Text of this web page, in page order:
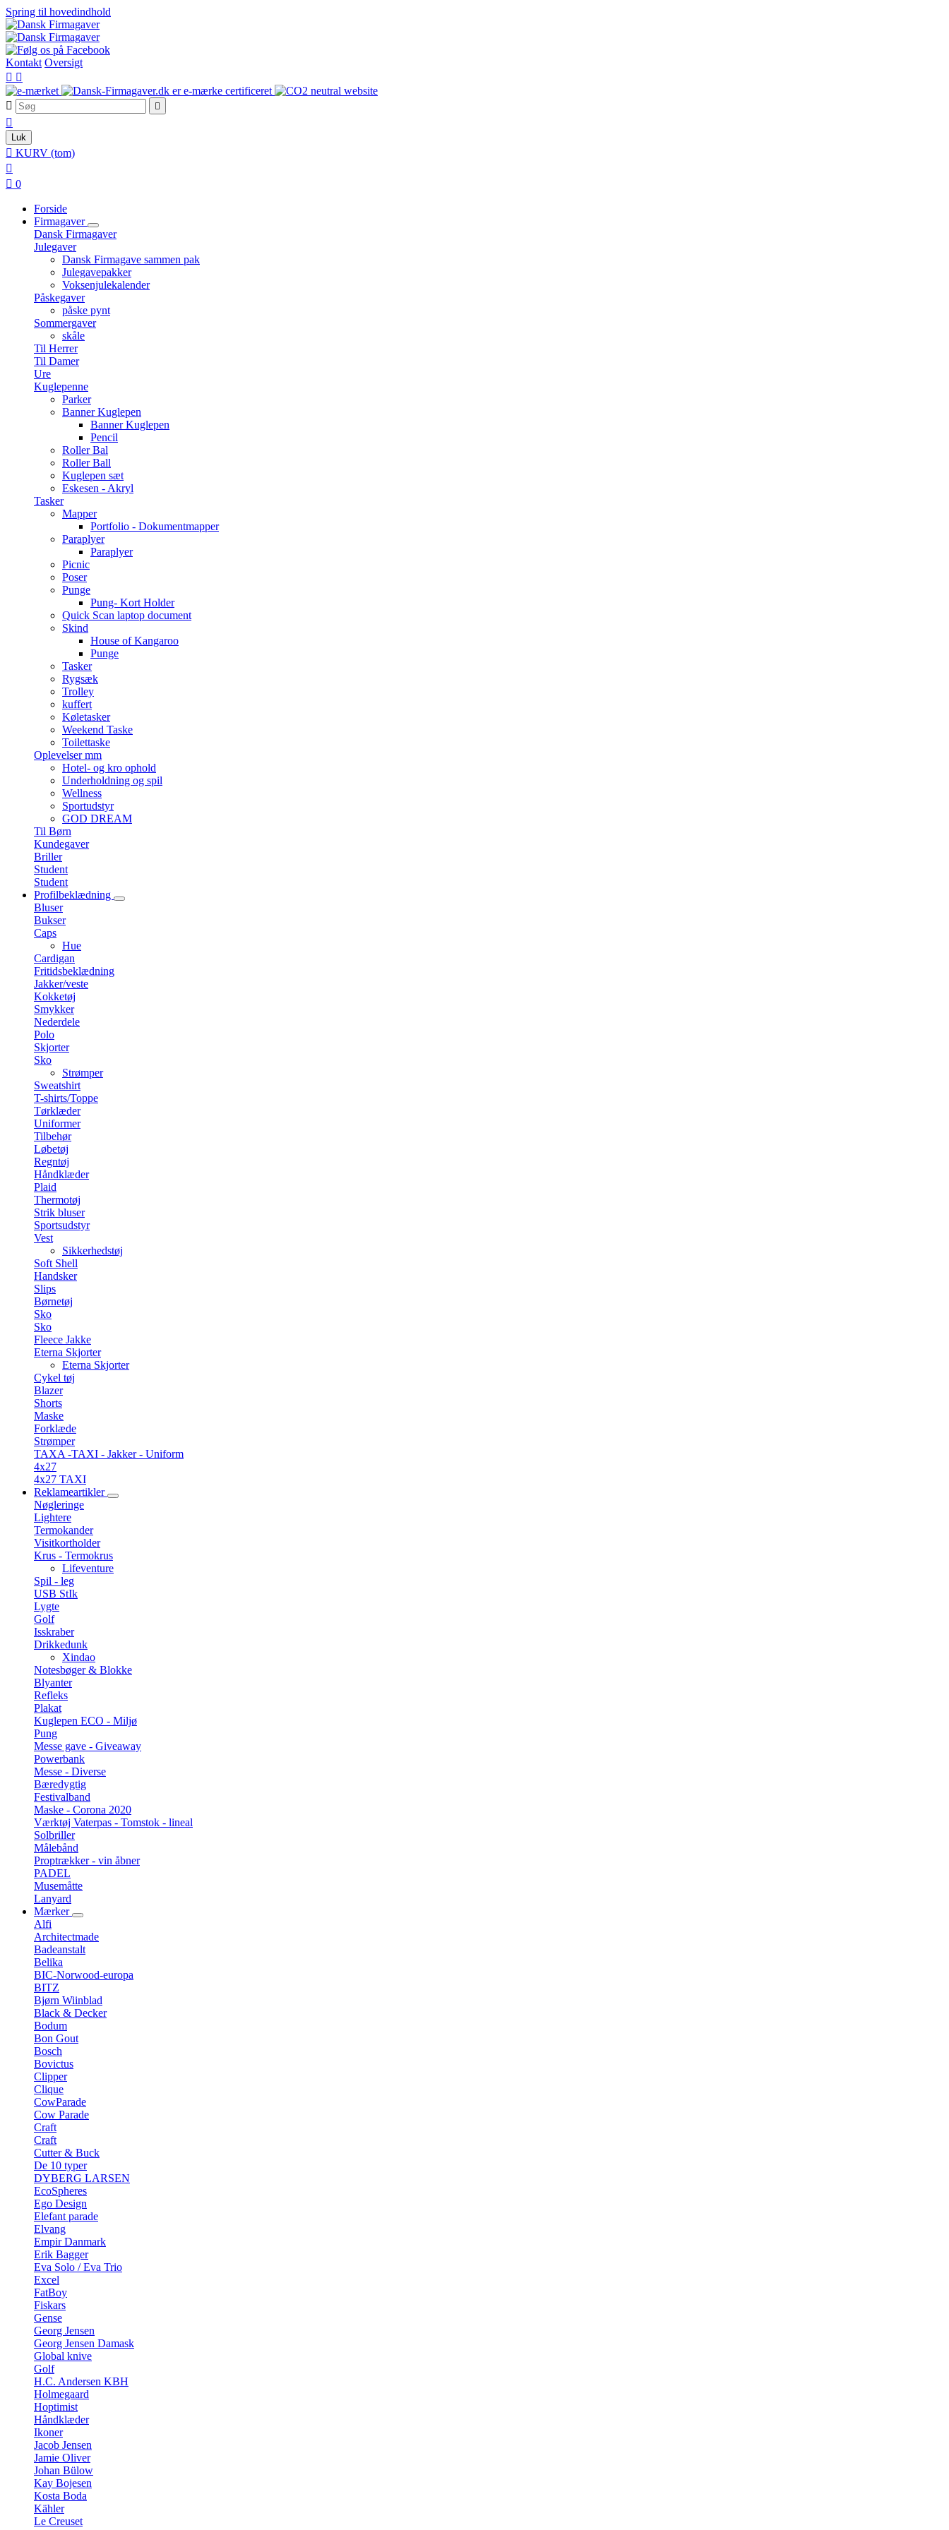
Spring til hovedindhold
Kontakt Oversigt
 
 

Luk
 KURV (tom)

 0
Forside
Firmagaver
Dansk Firmagaver
Julegaver
Dansk Firmagave sammen pak
Julegavepakker
Voksenjulekalender
Påskegaver
påske pynt
Sommergaver
skåle
Til Herrer
Til Damer
Ure
Kuglepenne
Parker
Banner Kuglepen
Banner Kuglepen
Pencil
Roller Bal
Roller Ball
Kuglepen sæt
Eskesen - Akryl
Tasker
Mapper
Portfolio - Dokumentmapper
Paraplyer
Paraplyer
Picnic
Poser
Punge
Pung- Kort Holder
Quick Scan laptop document
Skind
House of Kangaroo
Punge
Tasker
Rygsæk
Trolley
kuffert
Køletasker
Weekend Taske
Toilettaske
Oplevelser mm
Hotel- og kro ophold
Underholdning og spil
Wellness
Sportudstyr
GOD DREAM
Til Børn
Kundegaver
Briller
Student
Student
Profilbeklædning
Bluser
Bukser
Caps
Hue
Cardigan
Fritidsbeklædning
Jakker/veste
Kokketøj
Smykker
Nederdele
Polo
Skjorter
Sko
Strømper
Sweatshirt
T-shirts/Toppe
Tørklæder
Uniformer
Tilbehør
Løbetøj
Regntøj
Håndklæder
Plaid
Thermotøj
Strik bluser
Sportsudstyr
Vest
Sikkerhedstøj
Soft Shell
Handsker
Slips
Børnetøj
Sko
Sko
Fleece Jakke
Eterna Skjorter
Eterna Skjorter
Cykel tøj
Blazer
Shorts
Maske
Forklæde
Strømper
TAXA -TAXI - Jakker - Uniform
4x27
4x27 TAXI
Reklameartikler
Nøgleringe
Lightere
Termokander
Visitkortholder
Krus - Termokrus
Lifeventure
Spil - leg
USB StIk
Lygte
Golf
Isskraber
Drikkedunk
Xindao
Notesbøger & Blokke
Blyanter
Refleks
Plakat
Kuglepen ECO - Miljø
Pung
Messe gave - Giveaway
Powerbank
Messe - Diverse
Bæredygtig
Festivalband
Maske - Corona 2020
Værktøj Vaterpas - Tomstok - lineal
Solbriller
Målebånd
Proptrækker - vin åbner
PADEL
Musemåtte
Lanyard
Mærker
Alfi
Architectmade
Badeanstalt
Belika
BIC-Norwood-europa
BITZ
Bjørn Wiinblad
Black & Decker
Bodum
Bon Gout
Bosch
Bovictus
Clipper
Clique
CowParade
Cow Parade
Craft
Craft
Cutter & Buck
De 10 typer
DYBERG LARSEN
EcoSpheres
Ego Design
Elefant parade
Elvang
Empir Danmark
Erik Bagger
Eva Solo / Eva Trio
Excel
FatBoy
Fiskars
Gense
Georg Jensen
Georg Jensen Damask
Global knive
Golf
H.C. Andersen KBH
Holmegaard
Hoptimist
Håndklæder
Ikoner
Jacob Jensen
Jamie Oliver
Johan Bülow
Kay Bojesen
Kosta Boda
Kähler
Le Creuset